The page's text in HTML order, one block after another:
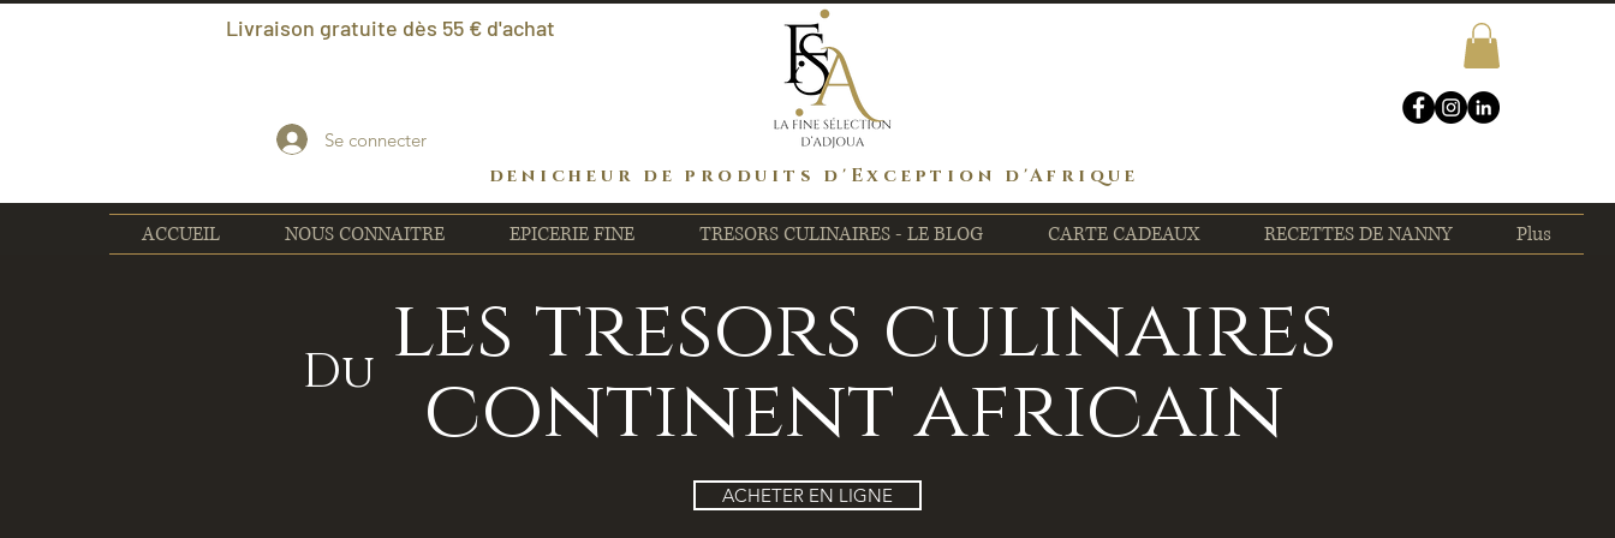
Livraison gratuite dès 55 € d'achat
Se connecter
denicheur de produits d'Exception d'Afrique
ACCUEIL NOUS CONNAITRE EPICERIE FINE TRESORS CULINAIRES - LE BLOG CARTE CADEAUX RECETTES DE NANNY Plus
Du les tresors culinaires
continent africain
ACHETER EN LIGNE